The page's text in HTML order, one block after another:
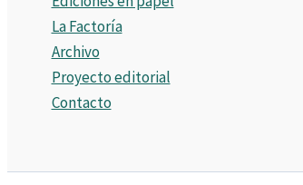
La Factoría
Archivo
Proyecto editorial
Contacto